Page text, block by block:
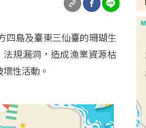
四島及臺東三仙臺的珊瑚生
規漏洞，造成漁業資源枯
性活動。